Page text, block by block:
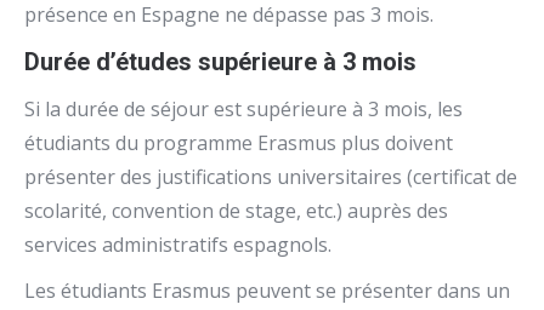
présence en Espagne ne dépasse pas 3 mois.
Durée d’études supérieure à 3 mois
Si la durée de séjour est supérieure à 3 mois, les
étudiants du programme Erasmus plus doivent
présenter des justifications universitaires (certificat de
scolarité, convention de stage, etc.) auprès des
services administratifs espagnols.
Les étudiants Erasmus peuvent se présenter dans un